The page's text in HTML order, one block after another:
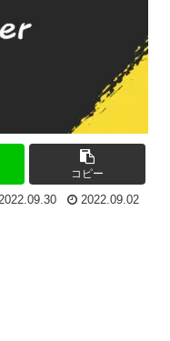
コピー
2022.09.30 2022.09.02